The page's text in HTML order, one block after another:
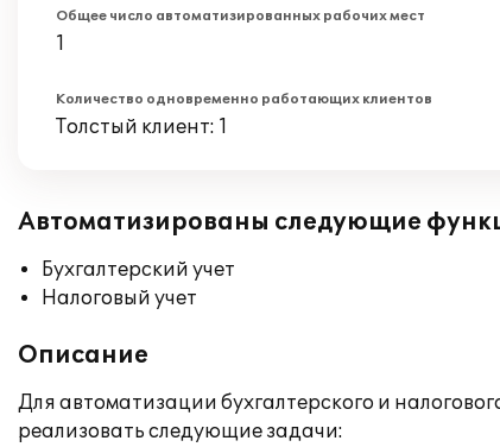
Общее число автоматизированных рабочих мест
1
Количество одновременно работающих клиентов
Толстый клиент: 1
Автоматизированы следующие
Бухгалтерский учет
Налоговый учет
Описание
Для автоматизации бухгалтерского и
реализовать следующие задачи: